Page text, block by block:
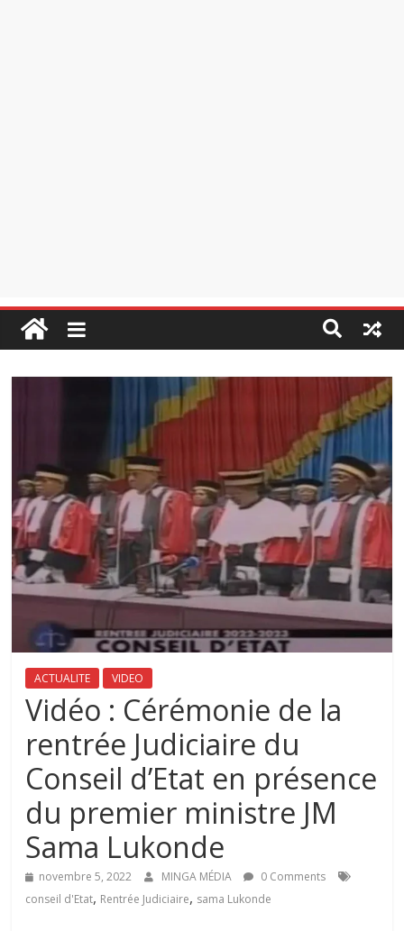
ACTUALITE VIDEO
Vidéo : Cérémonie de la
rentrée Judiciaire du
Conseil d’Etat en présence
du premier ministre JM
Sama Lukonde
novembre 5, 2022 MINGA MÉDIA
0 Comments
conseil d'Etat, Rentrée Judiciaire, sama Lukonde